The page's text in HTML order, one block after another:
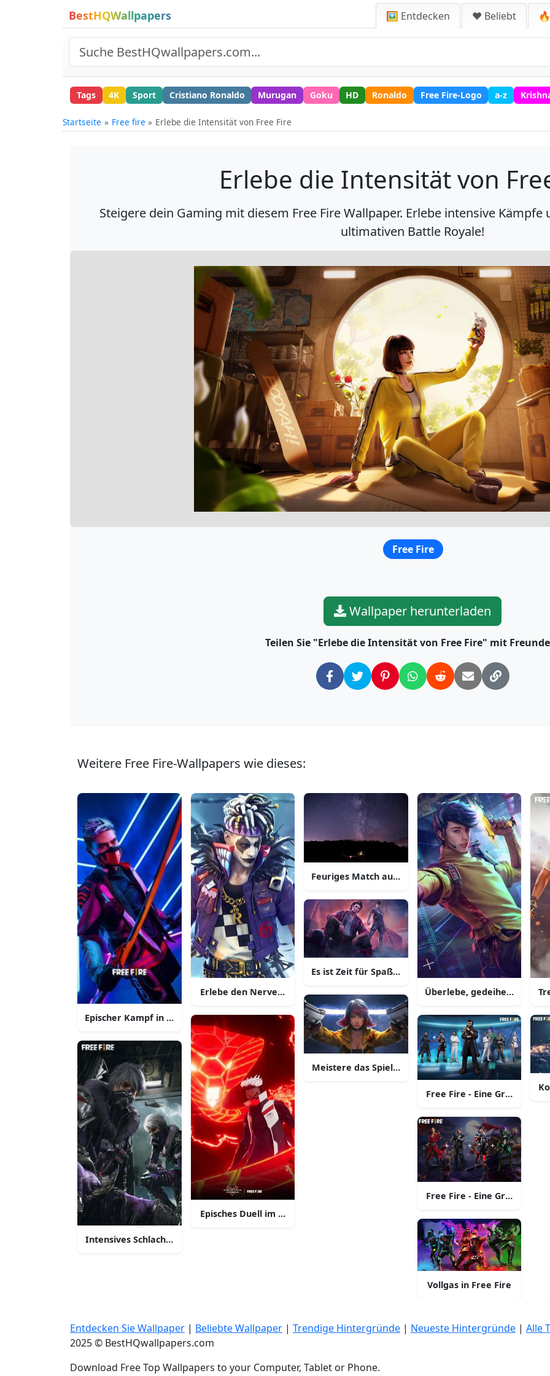
BestHQWallpapers 🖼️ Entdecken ❤️ Beliebt
Tags 4K Sport Cristiano Ronaldo Murugan Goku HD Ronaldo Free Fire-Logo a-z
Startseite Free fire Erlebe die Intensität von Free Fire
Erlebe die Intensität von
Steigere dein Gaming mit diesem Free Fire Wallpaper. Erlebe intensive
ultimativen Battle Royale!
Free Fire
Wallpaper herunterladen
Teilen Sie "Erlebe die Intensität von Free Fire" mit
Weitere Free Fire-Wallpapers wie dieses:
Epischer Kampf in Free Fire
Intensives Schlachtfeld - Free Fire in Aktion
Erlebe den Nervenkitzel im Free Fire Kampf
Episches Duell im Free Fire Battle Royale
Feuriges Match auf dem Schlachtfeld - Free Fire
Es ist Zeit für Spaß in Free Fire
Meistere das Spiel mit Free Fire
Überlebe, gedeihe und
Free Fire - Eine Gruppe
Free Fire - Eine Gruppe
Vollgas in Free Fire
Entdecken Sie Wallpaper | Beliebte Wallpaper | Trendige Hintergründe | Neueste Hintergründe | Alle
2025 © BestHQwallpapers.com
Download Free Top Wallpapers to your Computer, Tablet or Phone.